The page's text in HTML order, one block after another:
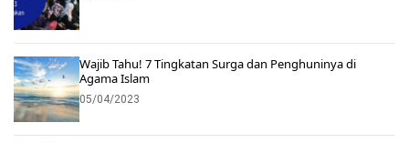
Wajib Tahu! 7 Tingkatan Surga dan Penghuninya di
Agama Islam
05/04/2023